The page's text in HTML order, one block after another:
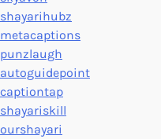
shayarihubz
metacaptions
punzlaugh
autoguidepoint
captiontap
shayariskill
ourshayari